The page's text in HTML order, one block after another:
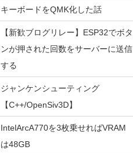
キーボードをQMK化した話
【新歓ブログリレー】ESP32でボタ
ンが押された回数をサーバーに送信
する
ジャンケンシューティング
【C++/OpenSiv3D】
IntelArcA770を3枚乗せればVRAM
は48GB